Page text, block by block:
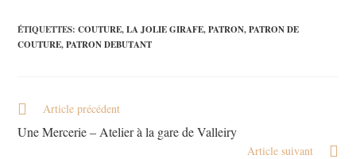
ÉTIQUETTES:COUTURE, LA JOLIE GIRAFE, PATRON, PATRON DE
COUTURE, PATRON DEBUTANT
Article précédent
Une Mercerie – Atelier à la gare de Valleiry
Article suivant